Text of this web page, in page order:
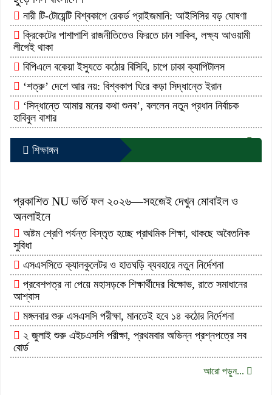
নারী টি-টোয়েন্টি বিশ্বকাপে রেকর্ড প্রাইজমানি: আইসিসির বড় ঘোষণা
ক্রিকেটের পাশাপাশি রাজনীতিতেও ফিরতে চান সাকিব, লক্ষ্য আওয়ামী
লীগেই থাকা
বিপিএলে বকেয়া ইস্যুতে কঠোর বিসিবি, চাপে ঢাকা ক্যাপিটালস
‘শত্রু’ দেশে আর নয়: বিশ্বকাপ ঘিরে কড়া সিদ্ধান্তে ইরান
‘সিদ্ধান্তে আমার মনের কথা শুনব’, বললেন নতুন প্রধান নির্বাচক
হাবিবুল বাশার
আরো পড়ুন...
শিক্ষাঙ্গন
প্রকাশিত NU ভর্তি ফল ২০২৬—সহজেই দেখুন মোবাইল ও
অনলাইনে
অষ্টম শ্রেণি পর্যন্ত বিস্তৃত হচ্ছে প্রাথমিক শিক্ষা, থাকছে অবৈতনিক
সুবিধা
এসএসসিতে ক্যালকুলেটর ও হাতঘড়ি ব্যবহারে নতুন নির্দেশনা
প্রবেশপত্র না পেয়ে মহাসড়কে শিক্ষার্থীদের বিক্ষোভ, রাতে সমাধানের
আশ্বাস
মঙ্গলবার শুরু এসএসসি পরীক্ষা, মানতেই হবে ১৪ কঠোর নির্দেশনা
২ জুলাই শুরু এইচএসসি পরীক্ষা, প্রথমবার অভিন্ন প্রশ্নপত্রে সব
বোর্ড
আরো পড়ুন...